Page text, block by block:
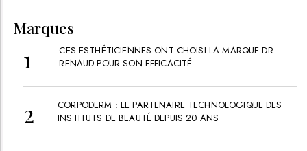
Marques
CES ESTHÉTICIENNES ONT CHOISI LA MARQUE DR
RENAUD POUR SON EFFICACITÉ
CORPODERM : LE PARTENAIRE TECHNOLOGIQUE DES
INSTITUTS DE BEAUTÉ DEPUIS 20 ANS